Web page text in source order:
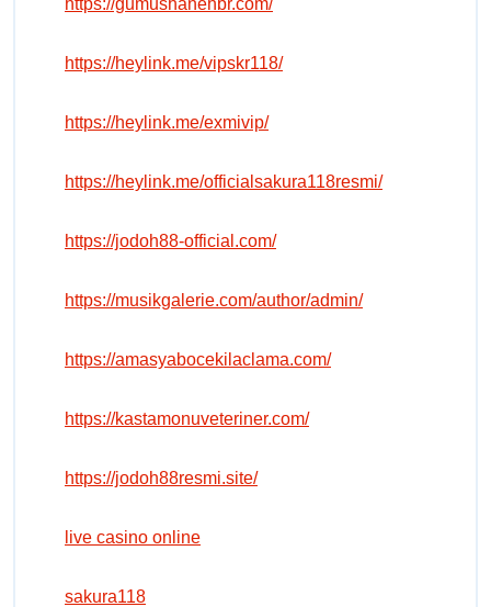
https://heylink.me/vipskr118/
https://heylink.me/exmivip/
https://heylink.me/officialsakura118resmi/
https://jodoh88-official.com/
https://musikgalerie.com/author/admin/
https://amasyabocekilaclama.com/
https://kastamonuveteriner.com/
https://jodoh88resmi.site/
live casino online
sakura118